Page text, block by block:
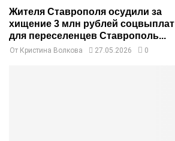
Жителя Ставрополя осудили за
хищение 3 млн рублей соцвыплат
для переселенцев Ставрополь...
От Кристина Волкова 27.05.2026 0